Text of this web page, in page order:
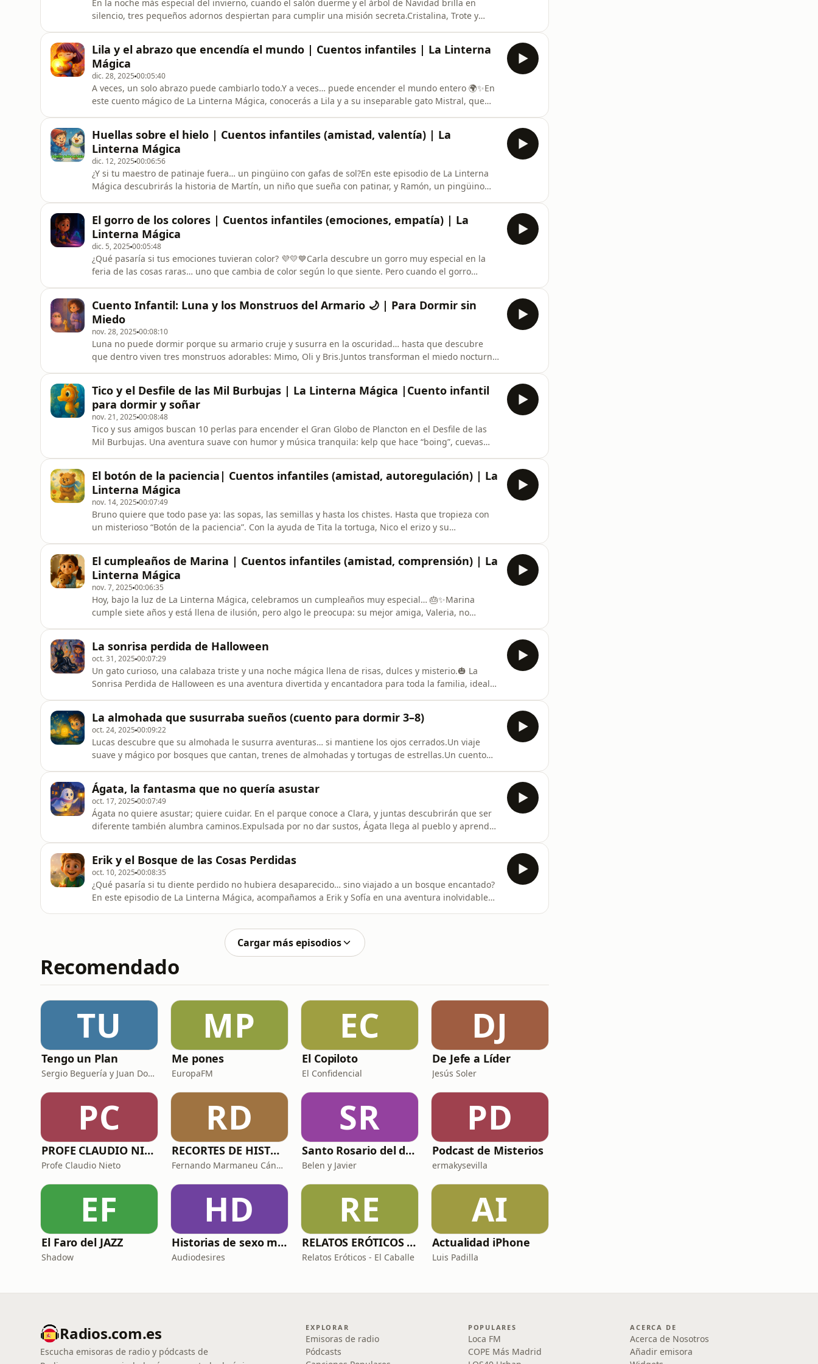
En la noche más especial del invierno, cuando el salón duerme y el árbol de Navidad brilla en
silencio, tres pequeños adornos despiertan para cumplir una misión secreta.Cristalina, Trote y
Navidad y Noche de
Lila y el abrazo que encendía el mundo | Cuentos infantiles | La Linterna
Mágica
dic. 28, 2025 00:05:40
A veces, un solo abrazo puede cambiarlo todo.Y a veces… puede encender el mundo entero 🌍✨En
este cuento mágico de La Linterna Mágica, conocerás a Lila y a su inseparable gato Mistral, que
para escuchar en familia o
Huellas sobre el hielo | Cuentos infantiles (amistad, valentía) | La
Linterna Mágica
dic. 12, 2025 00:06:56
¿Y si tu maestro de patinaje fuera… un pingüino con gafas de sol?En este episodio de La Linterna
Mágica descubrirás la historia de Martín, un niño que sueña con patinar, y Ramón, un pingüino
aprenderán que lo importan
El gorro de los colores | Cuentos infantiles (emociones, empatía) | La
Linterna Mágica
dic. 5, 2025 00:05:48
¿Qué pasaría si tus emociones tuvieran color? 💜💛💙Carla descubre un gorro muy especial en la
feria de las cosas raras… uno que cambia de color según lo que siente. Pero cuando el gorro
escuchar en familia o antes
Cuento Infantil: Luna y los Monstruos del Armario 🌙 | Para Dormir sin
Miedo
nov. 28, 2025 00:08:10
Luna no puede dormir porque su armario cruje y susurra en la oscuridad… hasta que descubre
que dentro viven tres monstruos adorables: Mimo, Oli y Bris.Juntos transforman el miedo nocturno
cuento, síguenos y valora
Tico y el Desfile de las Mil Burbujas | La Linterna Mágica |Cuento infantil
para dormir y soñar
nov. 21, 2025 00:08:48
Tico y sus amigos buscan 10 perlas para encender el Gran Globo de Plancton en el Desfile de las
Mil Burbujas. Una aventura suave con humor y música tranquila: kelp que hace “boing”, cuevas
Ilustración en acuarela
El botón de la paciencia| Cuentos infantiles (amistad, autoregulación) | La
Linterna Mágica
nov. 14, 2025 00:07:49
Bruno quiere que todo pase ya: las sopas, las semillas y hasta los chistes. Hasta que tropieza con
un misterioso “Botón de la paciencia”. Con la ayuda de Tita la tortuga, Nico el erizo y su
antes de do
El cumpleaños de Marina | Cuentos infantiles (amistad, comprensión) | La
Linterna Mágica
nov. 7, 2025 00:06:35
Hoy, bajo la luz de La Linterna Mágica, celebramos un cumpleaños muy especial… 🎂✨Marina
cumple siete años y está llena de ilusión, pero algo le preocupa: su mejor amiga, Valeria, no
historia tierna y luminosa sobre la a
La sonrisa perdida de Halloween
oct. 31, 2025 00:07:29
Un gato curioso, una calabaza triste y una noche mágica llena de risas, dulces y misterio.🎃 La
Sonrisa Perdida de Halloween es una aventura divertida y encantadora para toda la familia, ideal
comentarios: ¿qué disf
La almohada que susurraba sueños (cuento para dormir 3–8)
oct. 24, 2025 00:09:22
Lucas descubre que su almohada le susurra aventuras… si mantiene los ojos cerrados.Un viaje
suave y mágico por bosques que cantan, trenes de almohadas y tortugas de estrellas.Un cuento
susurra sueños cálidos y brillantes: hojas que suenan a música, una nube viajera, un tren de
dormilones, una tortuga qu
Ágata, la fantasma que no quería asustar
oct. 17, 2025 00:07:49
Ágata no quiere asustar; quiere cuidar. En el parque conoce a Clara, y juntas descubrirán que ser
diferente también alumbra caminos.Expulsada por no dar sustos, Ágata llega al pueblo y aprende
vecindario con un cam
Erik y el Bosque de las Cosas Perdidas
oct. 10, 2025 00:08:35
¿Qué pasaría si tu diente perdido no hubiera desaparecido… sino viajado a un bosque encantado?
En este episodio de La Linterna Mágica, acompañamos a Erik y Sofía en una aventura inolvidable
Cargar más episodios
Recomendado
TU
Tengo un Plan
Sergio Beguería y Juan Domínguez
MP
Me pones
EuropaFM
EC
El Copiloto
El Confidencial
DJ
De Jefe a Líder
Jesús Soler
PC
PROFE CLAUDIO NIETO
Profe Claudio Nieto
RD
RECORTES DE HISTORIA Y CIENCIA
Fernando Marmaneu Cánovas
SR
Santo Rosario del día. 🙏 Reza con nosotros en castellano 🇪🇸
Belen y Javier
PD
Podcast de Misterios
ermakysevilla
EF
El Faro del JAZZ
Shadow
HD
Historias de sexo muy intensas y calientes
Audiodesires
RE
RELATOS ERÓTICOS El Caballero Oscuro
Relatos Eróticos - El Caballe
AI
Actualidad iPhone
Luis Padilla
Radios.com.es
Escucha emisoras de radio y pódcasts de
EXPLORAR
Emisoras de radio
Pódcasts
POPULARES
Loca FM
COPE Más Madrid
ACERCA DE
Acerca de Nosotros
Añadir emisora